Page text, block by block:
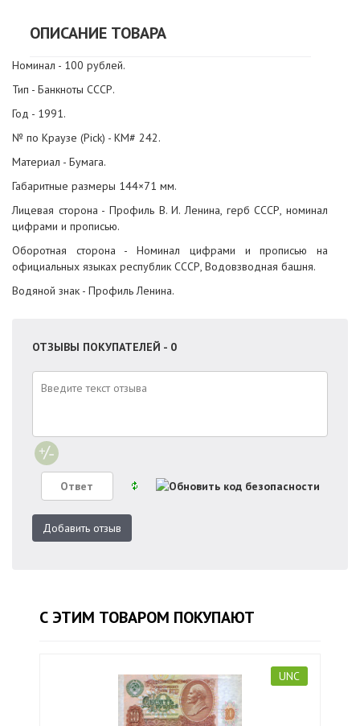
ОПИСАНИЕ ТОВАРА
Номинал - 100 рублей.
Тип - Банкноты СССР.
Год - 1991.
№ по Краузе (Pick) - KM# 242.
Материал - Бумага.
Габаритные размеры 144×71 мм.
Лицевая сторона - Профиль В. И. Ленина, герб СССР, номинал
цифрами и прописью.
Оборотная сторона - Номинал цифрами и прописью на
официальных языках республик СССР, Водовзводная башня.
Водяной знак - Профиль Ленина.
ОТЗЫВЫ ПОКУПАТЕЛЕЙ - 0
Добавить отзыв
С ЭТИМ ТОВАРОМ ПОКУПАЮТ
UNC